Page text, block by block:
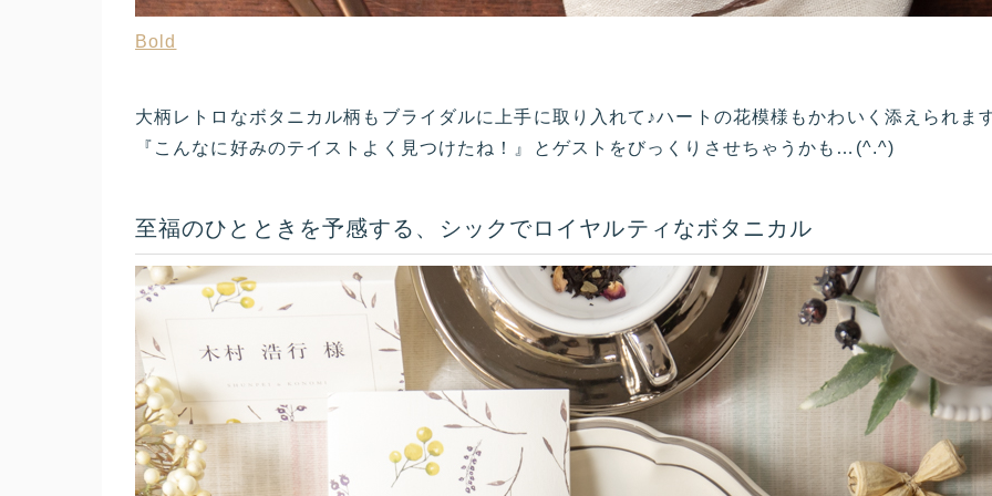
Bold
大柄レトロなボタニカル柄もブライダルに上手に取り入れて♪ハートの花模様もかわいく添えられま
『こんなに好みのテイストよく見つけたね！』とゲストをびっくりさせちゃうかも…(^.^)
至福のひとときを予感する、シックでロイヤルティなボタニカル